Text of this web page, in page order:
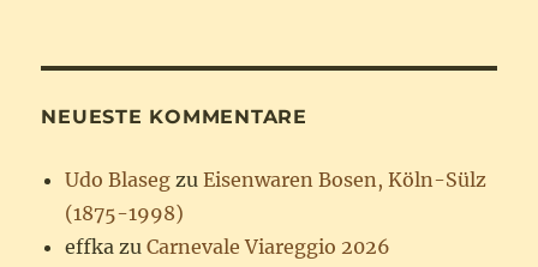
NEUESTE KOMMENTARE
Udo Blaseg zuEisenwaren Bosen, Köln-Sülz
(1875-1998)
effka zuCarnevale Viareggio 2026